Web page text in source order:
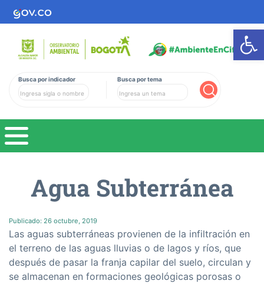
Busca por indicador Busca por tema
Agua Subterránea
Publicado: 26 octubre, 2019
Las aguas subterráneas provienen de la infiltración en
el terreno de las aguas lluvias o de lagos y rí­os, que
después de pasar la franja capilar del suelo, circulan y
se almacenan en formaciones geológicas porosas o